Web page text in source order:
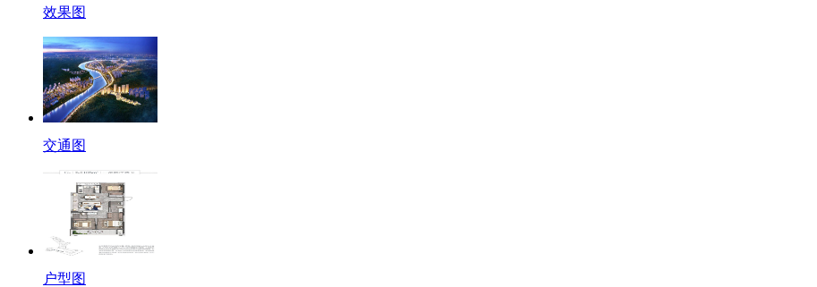
效果图
交通图
户型图